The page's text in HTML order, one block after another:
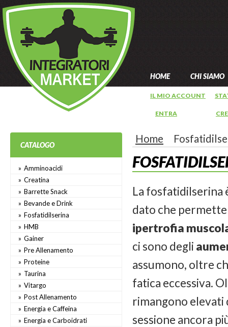
HOME CHI SIAMO
IL MIO ACCOUNT
ENTRA
CATALOGO
Amminoacidi
Creatina
Barrette Snack
Bevande e Drink
Fosfatidilserina
HMB
Gainer
Pre Allenamento
Proteine
Taurina
Vitargo
Post Allenamento
Energia e Caffeina
Energia e Carboidrati
Home
La fosfatidilserina
dato che
ipertrofia
ci sono degli
assumono, oltre
fatica eccessiva.
rimangono elevati
sessione ancora